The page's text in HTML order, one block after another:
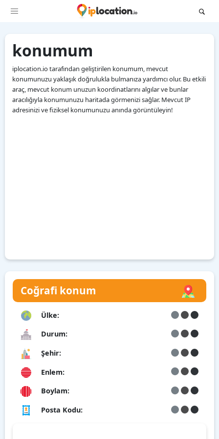
konumum
iplocation.io tarafından geliştirilen konumum, mevcut
konumunuzu yaklaşık doğrulukla bulmanıza yardımcı olur. Bu etkili
araç, mevcut konum unuzun koordinatlarını algılar ve bunlar
aracılığıyla konumunuzu haritada görmenizi sağlar. Mevcut IP
adresinizi ve fiziksel konumunuzu anında görüntüleyin!
Coğrafi konum
Ülke:
Durum:
Şehir:
Enlem:
Boylam:
Posta Kodu: